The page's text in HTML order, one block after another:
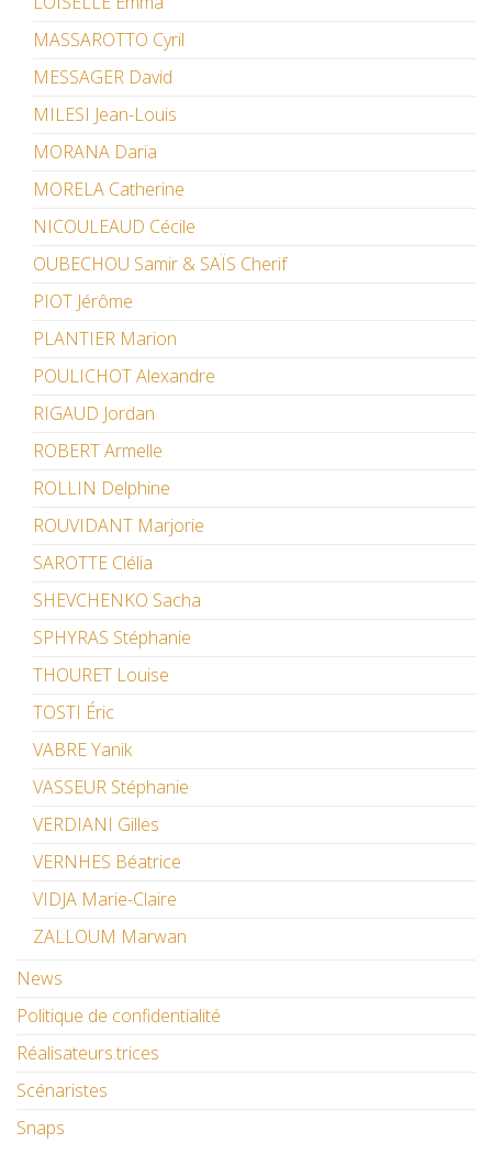
MASSAROTTO Cyril
MESSAGER David
MILESI Jean-Louis
MORANA Daria
MORELA Catherine
NICOULEAUD Cécile
OUBECHOU Samir & SAÏS Cherif
PIOT Jérôme
PLANTIER Marion
POULICHOT Alexandre
RIGAUD Jordan
ROBERT Armelle
ROLLIN Delphine
ROUVIDANT Marjorie
SAROTTE Clélia
SHEVCHENKO Sacha
SPHYRAS Stéphanie
THOURET Louise
TOSTI Éric
VABRE Yanik
VASSEUR Stéphanie
VERDIANI Gilles
VERNHES Béatrice
VIDJA Marie-Claire
ZALLOUM Marwan
News
Politique de confidentialité
Réalisateurs.trices
Scénaristes
Snaps